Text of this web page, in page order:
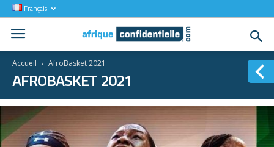
Français
Accueil AfroBasket 2021
AFROBASKET 2021